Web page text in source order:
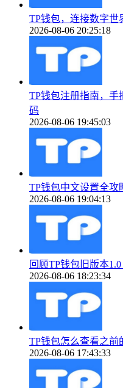
TP钱包，连接数字世
2026-08-06 20:25:18
TP钱包注册指南，手
码
2026-08-06 19:45:03
TP钱包中文设置全攻
2026-08-06 19:04:13
回顾TP钱包旧版本
2026-08-06 18:23:34
TP钱包怎么查看之前
2026-08-06 17:43:33